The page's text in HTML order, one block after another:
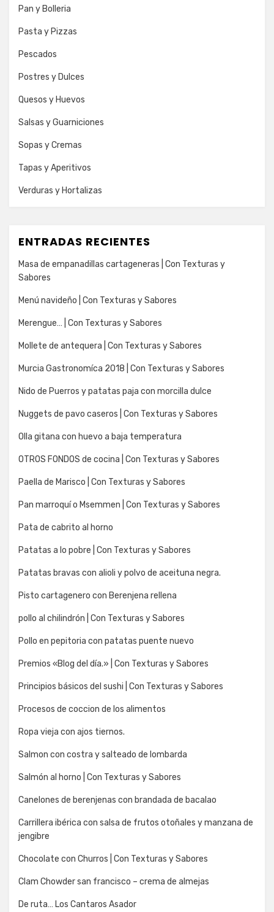
Pan y Bolleria
Pasta y Pizzas
Pescados
Postres y Dulces
Quesos y Huevos
Salsas y Guarniciones
Sopas y Cremas
Tapas y Aperitivos
Verduras y Hortalizas
ENTRADAS RECIENTES
Masa de empanadillas cartageneras | Con Texturas y
Sabores
Menú navideño | Con Texturas y Sabores
Merengue… | Con Texturas y Sabores
Mollete de antequera | Con Texturas y Sabores
Murcia Gastronomíca 2018 | Con Texturas y Sabores
Nido de Puerros y patatas paja con morcilla dulce
Nuggets de pavo caseros | Con Texturas y Sabores
Olla gitana con huevo a baja temperatura
OTROS FONDOS de cocina | Con Texturas y Sabores
Paella de Marisco | Con Texturas y Sabores
Pan marroquí o Msemmen | Con Texturas y Sabores
Pata de cabrito al horno
Patatas a lo pobre | Con Texturas y Sabores
Patatas bravas con alioli y polvo de aceituna negra.
Pisto cartagenero con Berenjena rellena
pollo al chilindrón | Con Texturas y Sabores
Pollo en pepitoria con patatas puente nuevo
Premios «Blog del día.» | Con Texturas y Sabores
Principios básicos del sushi | Con Texturas y Sabores
Procesos de coccion de los alimentos
Ropa vieja con ajos tiernos.
Salmon con costra y salteado de lombarda
Salmón al horno | Con Texturas y Sabores
Canelones de berenjenas con brandada de bacalao
Carrillera ibérica con salsa de frutos otoñales y manzana de
jengibre
Chocolate con Churros | Con Texturas y Sabores
Clam Chowder san francisco – crema de almejas
De ruta… Los Cantaros Asador